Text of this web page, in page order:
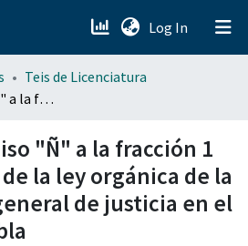
Log In (current)
Teis de Licenciatura
Adición del inciso "Ñ" a la fracción 1 del artículo 19 de la ley orgánica de la procuraduría general de justicia en el estado de Puebla
"Ñ" a la fracción 1
la ley orgánica de la
de justicia en el